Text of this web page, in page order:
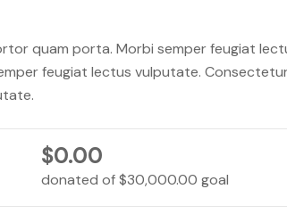
quam porta. Morbi semper feugiat
feugiat lectus vulputate. Consectetur
$0.00
donated of$30,000.00 goal